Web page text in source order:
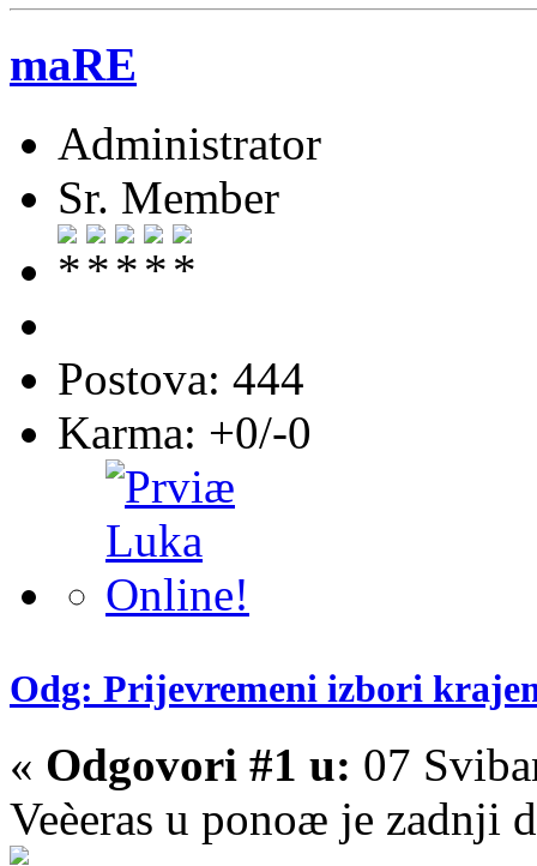
maRE
Administrator
Sr. Member
Postova: 444
Karma: +0/-0
Odg: Prijevremeni izbori
« Odgovori #1 u: 07
Veèeras u ponoæ je zadnji